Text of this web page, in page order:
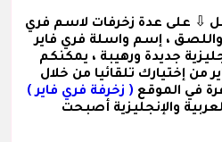
⇩ على عدة زخرفات لاسم فري
،إسم واسلة فري فاير
جديدة ورهيبة ، يمكنكم
من إختيارك تلقائيا من خلال
في الموقع ( زخرفة فري فاير )
والإنجليزية أصبحت